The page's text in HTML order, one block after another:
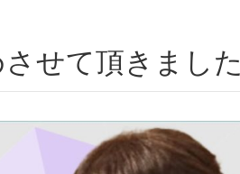
させて頂きました